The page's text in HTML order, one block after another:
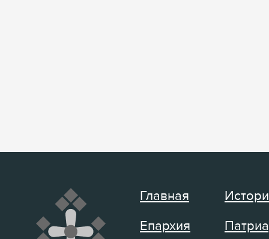
Главная
Епархия